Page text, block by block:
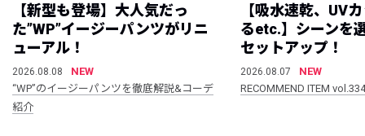
【新型も登場】大人気だっ
た”WP”イージーパンツがリニ
ューアル！
2026.08.08
NEW
“WP”のイージーパンツを徹底解説&コーデ
紹介
【吸水速乾、UV
るetc.】シーンを
セットアップ！
2026.08.07
NEW
RECOMMEND ITEM vol.334